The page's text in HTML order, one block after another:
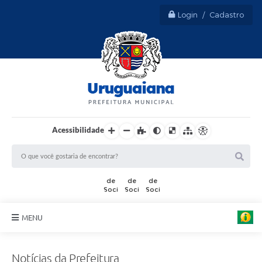
Login / Cadastro
Acessibilidade
MENU
Notícias da Prefeitura